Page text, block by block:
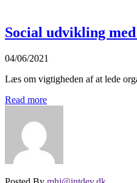
Social udvikling
04/06/2021
Læs om vigtigheden af at lede
Read more